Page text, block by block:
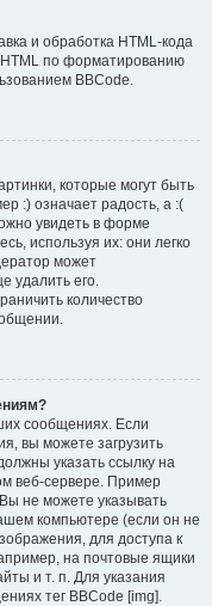
и обработка HTML-кода
по форматированию
BBCode.
которые могут быть
:) означает радость, а :(
увидеть в форме
используя их: они легко
может
удалить его.
количество
сообщениях. Если
вы можете загрузить
указать ссылку на
веб-сервере. Пример
не можете указывать
компьютере (если он не
для доступа к
на почтовые ящики
и т. п. Для указания
тег BBCode [img].